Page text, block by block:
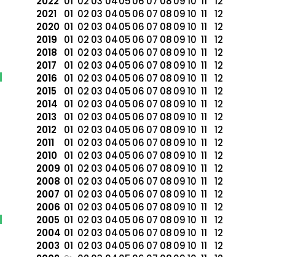
2021
01 02 03 040506 07 080910 11
12
2020 01 02 03 040506 07 080910 11
12
2019
01 02 03 040506 07 080910 11
12
2018
01 02 03 040506 07 080910 11
12
2017
01 02 03 040506 07 080910 11
12
2016
01 02 03 040506 07 080910 11
12
2015
01 02 03 040506 07 080910 11
12
2014 01 02 03 040506 07 080910 11
12
2013
01 02 03 040506 07 080910 11
12
2012
01 02 03 040506 07 080910 11
12
2011
01 02 03 040506 07 080910 11
12
2010 01 02 03 040506 07 080910 11
12
2009 01 02 03 040506 07 080910 11
12
2008 01 02 03 040506 07 080910 11
12
2007 01 02 03 040506 07 080910 11
12
2006 01 02 03 040506 07 080910 11
12
2005 01 02 03 040506 07 080910 11
12
2004 01 02 03 040506 07 080910 11
12
2003 01 02 03 040506 07 080910 11
12